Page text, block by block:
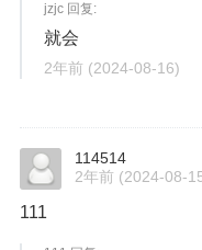
jzjc 回复:
就会
2年前 (2024-08-16)
114514
2年前 (2024-08-
111